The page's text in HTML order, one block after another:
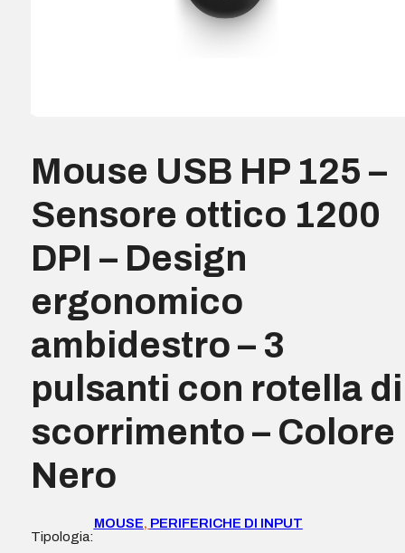
Mouse USB HP 125 –
Sensore ottico 1200
DPI – Design
ergonomico
ambidestro – 3
pulsanti con rotella di
scorrimento – Colore
Nero
Tipologia:
MOUSE, PERIFERICHE DI INPUT